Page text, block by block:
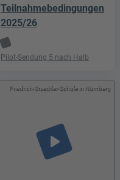
Teilnahmebedingungen
2025/26
Pilot-Sendung 5 nach Halb
Friedrich-Staedtler-Schule in Nürnberg
play_arrow